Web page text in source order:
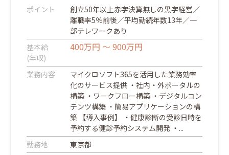
ポイント
創立50年以上赤字決算無しの黒字経営／
離職率5％前後／平均勤続年数13年／一
部テレワークあり
基本給
(年収)
400万円 ～ 900万円
業務内容
マイクロソフト365を活用した業務効率
化のサービス提供 ・社内・外ポータルの
構築 ・ワークフロー構築 ・デジタルコン
テンツ構築 ・簡易アプリケーションの構
築 【導入事例】 ・健康診断の受診日時を
予約する健診予約システム開発 ・...
勤務地
東京都